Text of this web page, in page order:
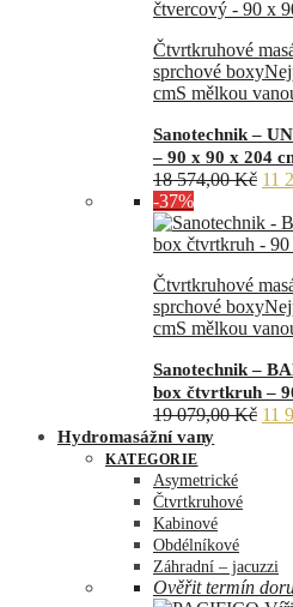
Čtvrtkruhové
sprchové boxy
cmS mělkou
Sanotechnik –
– 90 x 90 x 204
18 574,00Kč
18
11
-37%
Čtvrtkruhové
sprchové boxy
cmS mělkou
Sanotechnik –
box čtvrtkruh –
19 079,00Kč 11
Hydromasážní vany
KATEGORIE
Asymetrické
Čtvrtkruhové
Kabinové
Obdélníkové
Záhradní – jacuzzi
Ověřit termín